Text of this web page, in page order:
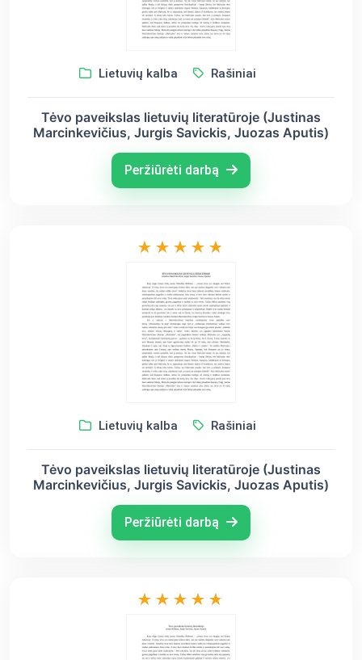
Lietuvių kalba Rašiniai
Tėvo paveikslas lietuvių literatūroje (Justinas
Marcinkevičius, Jurgis Savickis, Juozas Aputis)
Peržiūrėti darbą
Lietuvių kalba Rašiniai
Tėvo paveikslas lietuvių literatūroje (Justinas
Marcinkevičius, Jurgis Savickis, Juozas Aputis)
Peržiūrėti darbą